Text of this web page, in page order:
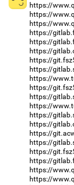
https://
https://
https://
https://
https://
https://
https://
https://
https://
https://
https://
https://
https://
https://
https://
https://
https://
https://
https://
https://